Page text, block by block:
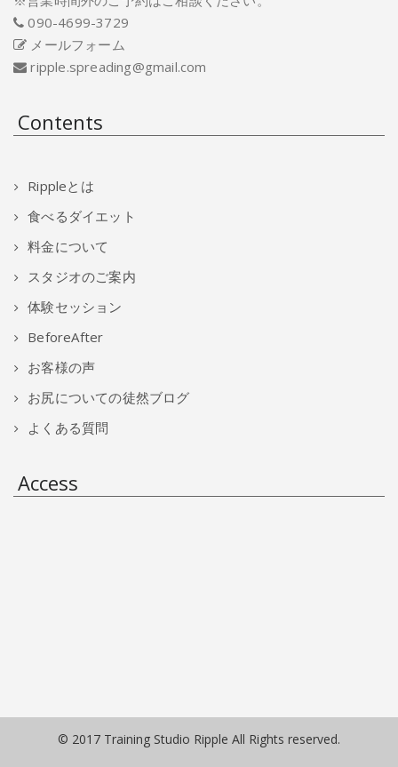
090-4699-3729
メールフォーム
ripple.spreading@gmail.com
Contents
Rippleとは
食べるダイエット
料金について
スタジオのご案内
体験セッション
BeforeAfter
お客様の声
お尻についての徒然ブログ
よくある質問
Access
© 2017 Training Studio Ripple All Rights reserved.